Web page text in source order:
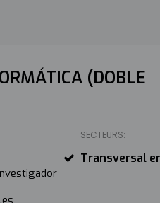
(DOBLE
SECTEURS:
Transversal